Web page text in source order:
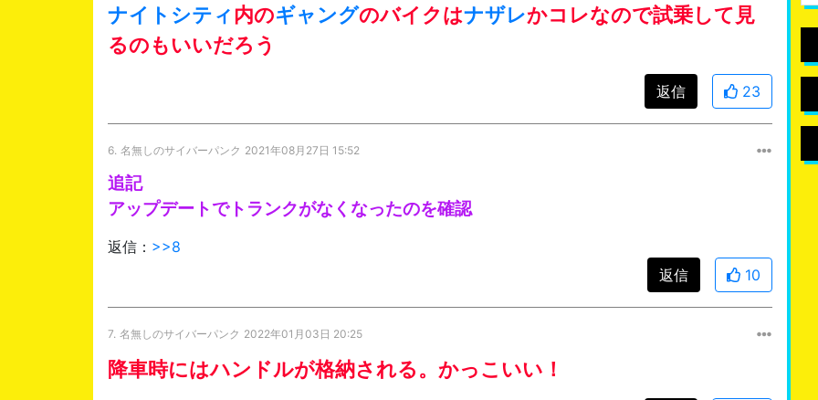
ナイトシティ内のギャングのバイクはナザレかコレなので試乗して見
るのもいいだろう
返信 23
6. 名無しのサイバーパンク 2021年08月27日 15:52
追記
アップデートでトランクがなくなったのを確認
返信： >>8
返信
10
7. 名無しのサイバーパンク 2022年01月03日 20:25
降車時にはハンドルが格納される。かっこいい！